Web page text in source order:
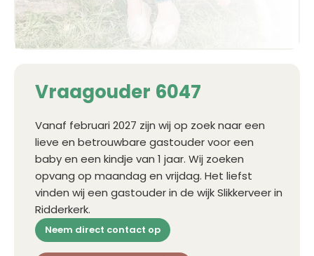
Vraagouder 6047
Vanaf februari 2027 zijn wij op zoek naar een
lieve en betrouwbare gastouder voor een
baby en een kindje van 1 jaar. Wij zoeken
opvang op maandag en vrijdag. Het liefst
vinden wij een gastouder in de wijk Slikkerveer in
Ridderkerk.
Neem direct contact op